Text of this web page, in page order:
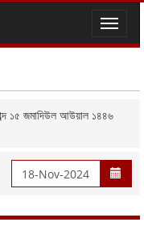
Toggle
১৫ জমাদিউল আউয়াল ১৪৪৬